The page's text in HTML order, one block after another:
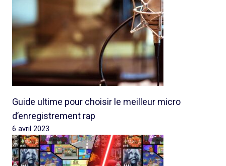
Guide ultime pour choisir le meilleur micro
d’enregistrement rap
6 avril 2023